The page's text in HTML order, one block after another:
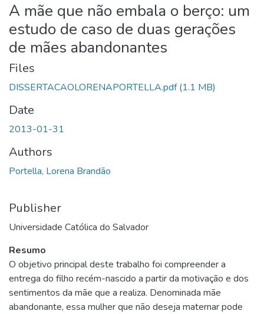
A mãe que não embala o berço: um
estudo de caso de duas gerações
de mães abandonantes
Files
DISSERTACAOLORENAPORTELLA.pdf(1.1 MB)
Date
2013-01-31
Authors
Portella, Lorena Brandão
Publisher
Universidade Católica do Salvador
Resumo
O objetivo principal deste trabalho foi compreender a
entrega do filho recém-nascido a partir da motivação e dos
sentimentos da mãe que a realiza. Denominada mãe
abandonante, essa mulher que não deseja maternar pode